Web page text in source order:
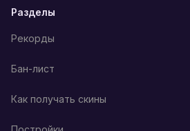
Разделы
Рекорды
Бан-лист
Как получать скины